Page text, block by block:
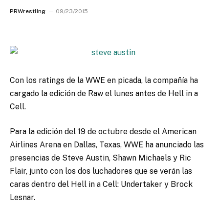
PRWrestling 09/23/2015
Con los ratings de la WWE en picada, la compañía ha
cargado la edición de Raw el lunes antes de Hell in a
Cell.
Para la edición del 19 de octubre desde el American
Airlines Arena en Dallas, Texas, WWE ha anunciado las
presencias de Steve Austin, Shawn Michaels y Ric
Flair, junto con los dos luchadores que se verán las
caras dentro del Hell in a Cell: Undertaker y Brock
Lesnar.